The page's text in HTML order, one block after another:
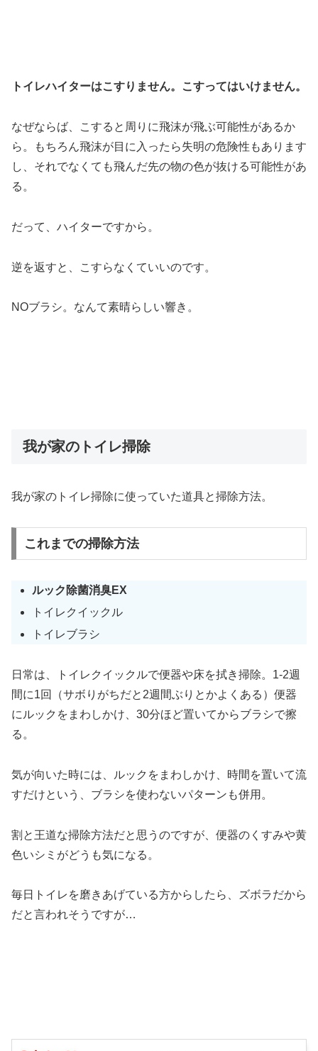
トイレハイターはこすりません。こすってはいけません。
なぜならば、こすると周りに飛沫が飛ぶ可能性があるか
ら。もちろん飛沫が目に入ったら失明の危険性もあります
し、それでなくても飛んだ先の物の色が抜ける可能性があ
る。
だって、ハイターですから。
逆を返すと、こすらなくていいのです。
NOブラシ。なんて素晴らしい響き。
我が家のトイレ掃除
我が家のトイレ掃除に使っていた道具と掃除方法。
これまでの掃除方法
ルック除菌消臭EX
トイレクイックル
トイレブラシ
日常は、トイレクイックルで便器や床を拭き掃除。1-2週
間に1回（サボりがちだと2週間ぶりとかよくある）便器
にルックをまわしかけ、30分ほど置いてからブラシで擦
る。
気が向いた時には、ルックをまわしかけ、時間を置いて流
すだけという、ブラシを使わないパターンも併用。
割と王道な掃除方法だと思うのですが、便器のくすみや黄
色いシミがどうも気になる。
毎日トイレを磨きあげている方からしたら、ズボラだから
だと言われそうですが…